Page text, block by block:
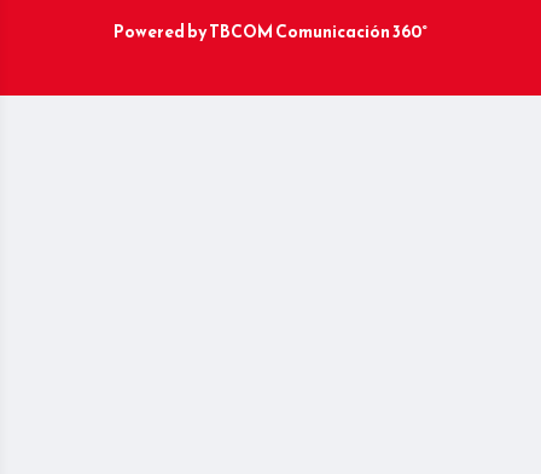
Powered byTBCOM Comunicación 360°